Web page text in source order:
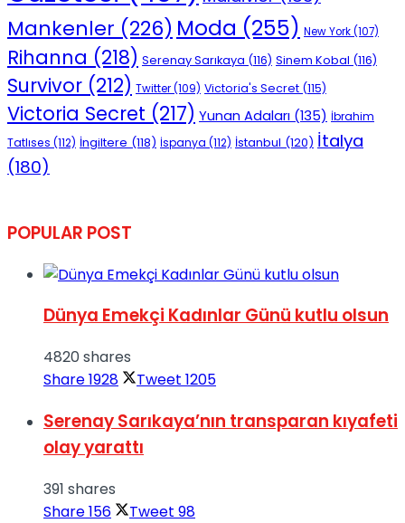
Mankenler (226) Moda (255) New York(107)
Rihanna (218) Serenay Sarıkaya (116) Sinem Kobal (116)
Survivor (212) Twitter(109) Victoria's Secret (115)
Victoria Secret (217) Yunan Adaları (135) İbrahim
Tatlıses (112) İngiltere (118) İspanya (112) İstanbul (120) İtalya
(180)
POPULAR POST
Dünya Emekçi Kadınlar Günü kutlu olsun
4820 shares
Share1928 Tweet 1205
Serenay Sarıkaya’nın transparan kıyafeti
olay yarattı
391 shares
Share156 Tweet 98